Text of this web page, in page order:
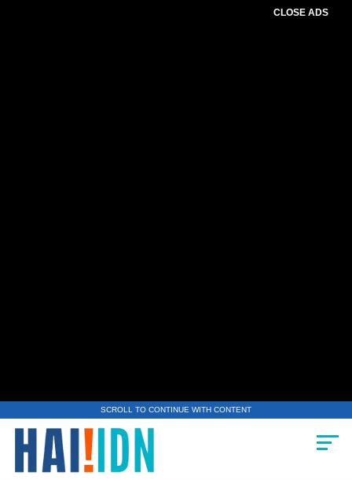
CLOSE ADS
SCROLL TO CONTINUE WITH CONTENT